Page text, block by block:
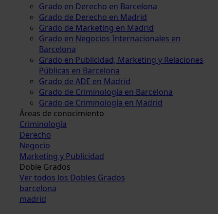
Grado en Derecho en Barcelona
Grado de Derecho en Madrid
Grado de Marketing en Madrid
Grado en Negocios Internacionales en
Barcelona
Grado en Publicidad, Marketing y Relaciones
Públicas en Barcelona
Grado de ADE en Madrid
Grado de Criminología en Barcelona
Grado de Criminología en Madrid
Áreas de conocimiento
Criminología
Derecho
Negocio
Marketing y Publicidad
Doble Grados
Ver todos los Dobles Grados
barcelona
madrid